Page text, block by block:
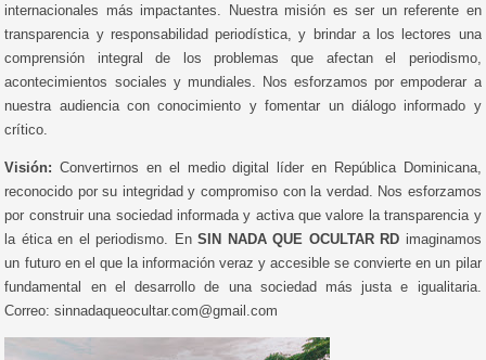
internacionales más impactantes. Nuestra misión es ser un referente en
transparencia y responsabilidad periodística, y brindar a los lectores una
comprensión integral de los problemas que afectan el periodismo,
acontecimientos sociales y mundiales. Nos esforzamos por empoderar a
nuestra audiencia con conocimiento y fomentar un diálogo informado y
crítico.
Visión: Convertirnos en el medio digital líder en República Dominicana,
reconocido por su integridad y compromiso con la verdad. Nos esforzamos
por construir una sociedad informada y activa que valore la transparencia y
la ética en el periodismo. EnSIN NADA QUE OCULTAR RD imaginamos
un futuro en el que la información veraz y accesible se convierte en un pilar
fundamental en el desarrollo de una sociedad más justa e igualitaria.
Correo: sinnadaqueocultar.com@gmail.com